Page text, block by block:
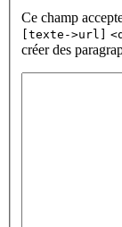
Ce champ
[texte->url]
créer des